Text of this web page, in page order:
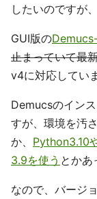
したいのですが
GUI版の
止まっていて最
v4に対応してい
Demucsのイン
すが、環境を汚
か、 Python3.10
3.9を使う とかあ
なので、バージ